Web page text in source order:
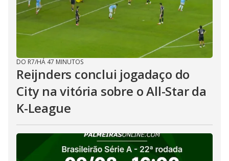
DO R7/HÁ 47 MINUTOS
Reijnders conclui jogadaço do
City na vitória sobre o All-Star da
K-League